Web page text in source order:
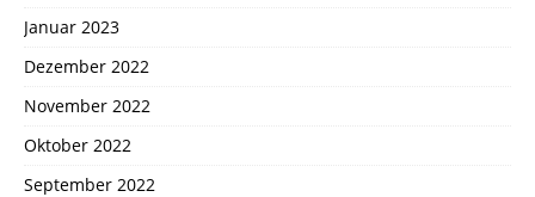
Januar 2023
Dezember 2022
November 2022
Oktober 2022
September 2022